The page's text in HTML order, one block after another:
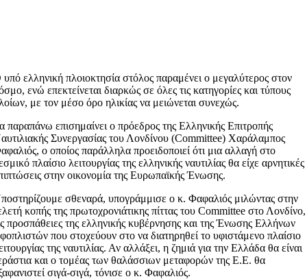
ελληνική πλοιοκτησία στόλος παραμένει ο μεγαλύτερος στον
ενώ επεκτείνεται διαρκώς σε όλες τις κατηγορίες και τύπους
με τον μέσο όρο ηλικίας να μειώνεται συνεχώς.
παραπάνω επισημαίνει ο πρόεδρος της Ελληνικής Επιτροπής
Συνεργασίας του Λονδίνου (Committee) Χαράλαμπος
ο οποίος παράλληλα προειδοποιεί ότι μια αλλαγή στο
πλαίσιο λειτουργίας της ελληνικής ναυτιλίας θα είχε αρνητικές
στην οικονομία της Ευρωπαϊκής Ένωσης.
σθεναρά, υπογράμμισε ο κ. Φαφαλιός μιλώντας στην
κοπής της πρωτοχρονιάτικης πίττας του Committee στο Λονδίνο,
προσπάθειες της ελληνικής κυβέρνησης και της Ένωσης Ελλήνων
που στοχεύουν στο να διατηρηθεί το υφιστάμενο πλαίσιο
της ναυτιλίας. Αν αλλάξει, η ζημιά για την Ελλάδα θα είναι
και ο τομέας των θαλάσσιων μεταφορών της Ε.Ε. θα
σιγά-σιγά, τόνισε ο κ. Φαφαλιός.